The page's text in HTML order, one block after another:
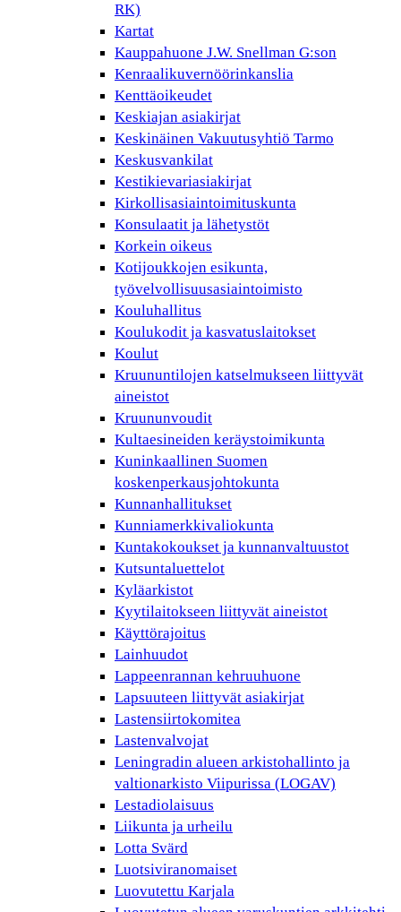
RK)
Kartat
Kauppahuone J.W. Snellman G:son
Kenraalikuvernöörinkanslia
Kenttäoikeudet
Keskiajan asiakirjat
Keskinäinen Vakuutusyhtiö Tarmo
Keskusvankilat
Kestikievariasiakirjat
Kirkollisasiaintoimituskunta
Konsulaatit ja lähetystöt
Korkein oikeus
Kotijoukkojen esikunta,
työvelvollisuusasiaintoimisto
Kouluhallitus
Koulukodit ja kasvatuslaitokset
Koulut
Kruununtilojen katselmukseen liittyvät
aineistot
Kruununvoudit
Kultaesineiden keräystoimikunta
Kuninkaallinen Suomen
koskenperkausjohtokunta
Kunnanhallitukset
Kunniamerkkivaliokunta
Kuntakokoukset ja kunnanvaltuustot
Kutsuntaluettelot
Kyläarkistot
Kyytilaitokseen liittyvät aineistot
Käyttörajoitus
Lainhuudot
Lappeenrannan kehruuhuone
Lapsuuteen liittyvät asiakirjat
Lastensiirtokomitea
Lastenvalvojat
Leningradin alueen arkistohallinto ja
valtionarkisto Viipurissa (LOGAV)
Lestadiolaisuus
Liikunta ja urheilu
Lotta Svärd
Luotsiviranomaiset
Luovutettu Karjala